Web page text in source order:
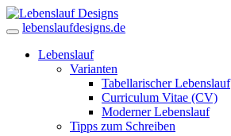
lebenslaufdesigns.de
Lebenslauf
Varianten
Tabellarischer Lebenslauf
Curriculum Vitae (CV)
Moderner Lebenslauf
Tipps zum Schreiben